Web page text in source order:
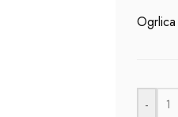
Ogrlica
-